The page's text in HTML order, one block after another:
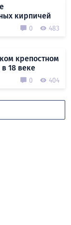
кирпичей
0 483
крепостном
18 веке
0 404